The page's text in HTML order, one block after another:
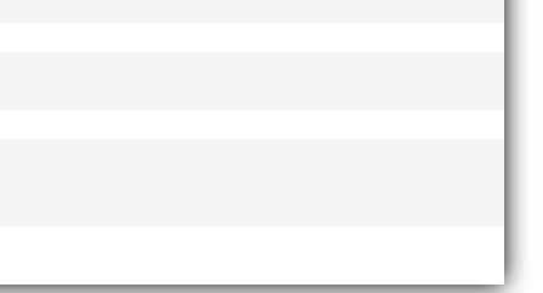
fick ta emot priset ”Årets pulshöjare”,
nyårsafton. Formen är enkel, ett eller två varv